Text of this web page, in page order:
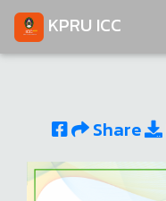
KPRU ICC
Share